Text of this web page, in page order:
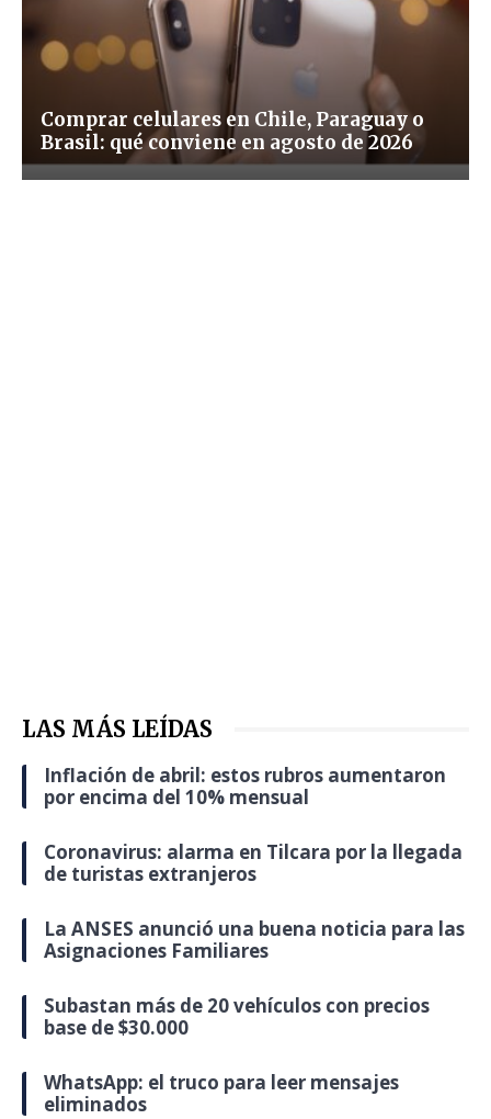
Comprar celulares en Chile, Paraguay o
Brasil: qué conviene en agosto de 2026
LAS MÁS LEÍDAS
Inflación de abril: estos rubros aumentaron
por encima del 10% mensual
Coronavirus: alarma en Tilcara por la llegada
de turistas extranjeros
La ANSES anunció una buena noticia para las
Asignaciones Familiares
Subastan más de 20 vehículos con precios
base de $30.000
WhatsApp: el truco para leer mensajes
eliminados